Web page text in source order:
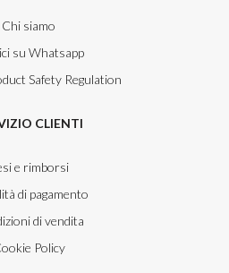
Chi siamo
su Whatsapp
Safety Regulation
CLIENTI
e rimborsi
di pagamento
di vendita
Policy